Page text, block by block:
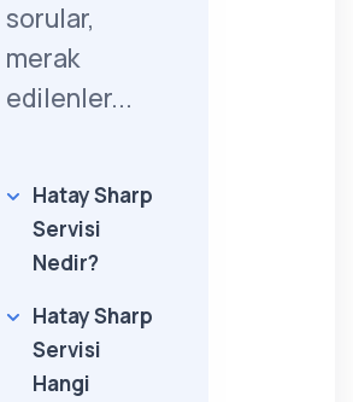
sorular,
merak
edilenler...
Hatay Sharp
Servisi
Nedir?
Hatay Sharp
Servisi
Hangi